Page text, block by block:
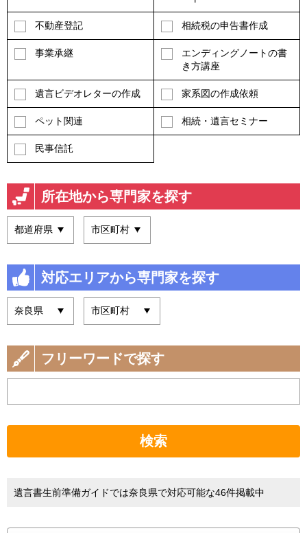
不動産登記 相続税の申告書作成
事業承継
エンディングノートの書
き方講座
遺言ビデオレターの作成 家系図の作成依頼
ペット関連 相続・遺言セミナー
民事信託
所在地から専門家を探す
対応エリアから専門家を探す
フリーワードで探す
検索
遺言書生前準備ガイドでは奈良県で対応可能な46件掲載中